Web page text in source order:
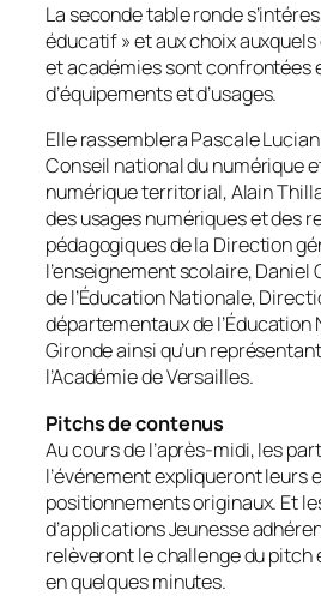
La seconde table ronde
éducatif» et aux choix
et académies sont confrontées
d’équipements et d’usages.
Elle rassemblera Pascale
Conseil national du numérique
numérique territorial, Alain
des usages numériques et des
pédagogiques de la Direction
l’enseignement scolaire, Daniel
de l’Éducation Nationale,
départementaux de l’Éducation
Gironde ainsi qu’un
l’Académie de Versailles.
Pitchs de contenus
Au cours de l’après-midi, les
l’événement expliqueront leurs
positionnements originaux. Et
d’applications Jeunesse
relèveront le challenge du pitch
en quelques minutes.